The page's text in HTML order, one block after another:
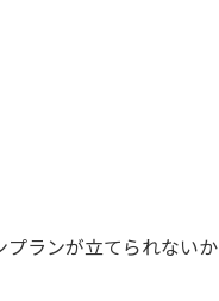
プランが立てられないか